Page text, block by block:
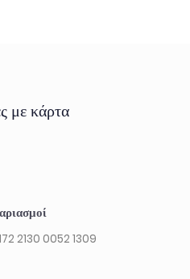
με κάρτα
2130 0052 1309